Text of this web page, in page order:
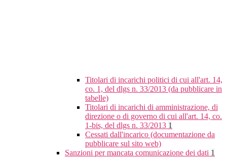
Titolari di incarichi politici di cui all'art. 14,
co. 1, del dlgs n. 33/2013 (da pubblicare in
tabelle)
Titolari di incarichi di amministrazione, di
direzione o di governo di cui all'art. 14, co.
1-bis, del dlgs n. 33/2013 1
Cessati dall'incarico (documentazione da
pubblicare sul sito web)
Sanzioni per mancata comunicazione dei dati 1